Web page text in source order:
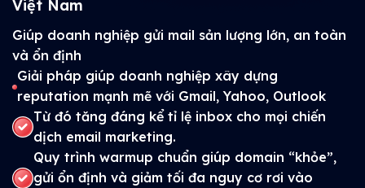
Việt Nam
Giúp doanh nghiệp gửi mail sản lượng lớn, an toàn
và ổn định
Giải pháp giúp doanh nghiệp xây dựng
reputation mạnh mẽ với Gmail, Yahoo, Outlook
Từ đó tăng đáng kể tỉ lệ inbox cho mọi chiến
dịch email marketing.
Quy trình warmup chuẩn giúp domain “khỏe”,
gửi ổn định và giảm tối đa nguy cơ rơi vào